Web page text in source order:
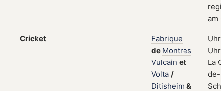
am
Cricket
Fabrique
de Montres
Vulcain et
Volta /
Ditisheim &
La
de-